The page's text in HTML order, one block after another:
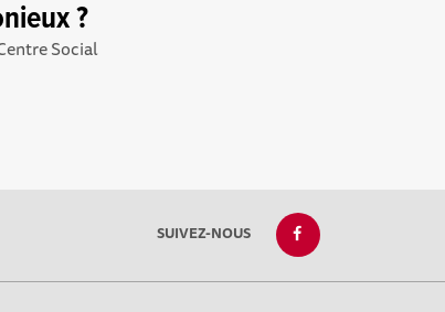
?
Social
SUIVEZ-NOUS